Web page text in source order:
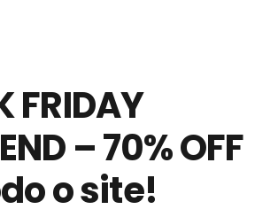
FRIDAY
– 70% OFF
o site!